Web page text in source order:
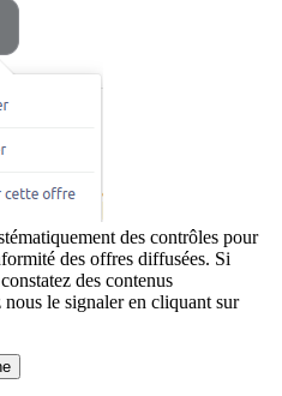
des contrôles pour
des offres diffusées. Si
des contenus
le signaler en cliquant sur